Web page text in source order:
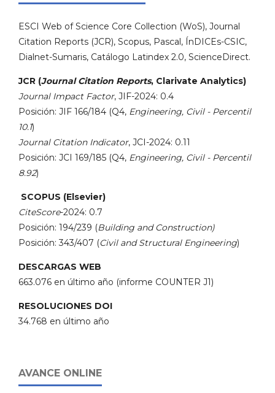
ESCI Web of Science Core Collection (WoS), Journal
Citation Reports (JCR), Scopus, Pascal, ÍnDICEs-CSIC,
Dialnet-Sumaris, Catálogo Latindex 2.0, ScienceDirect.
JCR (Journal Citation Reports, Clarivate Analytics)
Journal Impact Factor, JIF-2024: 0.4
Posición: JIF 166/184 (Q4, Engineering, Civil - Percentil
10.1)
Journal Citation Indicator, JCI-2024: 0.11
Posición: JCI 169/185 (Q4, Engineering, Civil - Percentil
8.92)
SCOPUS (Elsevier)
CiteScore-2024: 0.7
Posición: 194/239 (Building and Construction)
Posición: 343/407 (Civil and Structural Engineering)
DESCARGAS WEB
663.076 en último año (informe COUNTER J1)
RESOLUCIONES DOI
34.768 en último año
AVANCE ONLINE